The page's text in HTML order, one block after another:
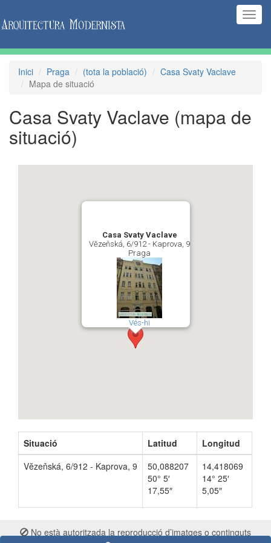
Inici Praga (tota la població)
Casa Svaty Vaclave
Mapa de situació
Casa Svaty Vaclave (mapa de
situació)
Casa Svaty Vaclave
Vĕzeňská, 6/912 - Kaprova, 9
Praga
Vés-hi
Situació Latitud
Longitud
Vĕzeňská, 6/912 - Kaprova, 9
50,088207
50° 5′
17,55″
14,418069
14° 25′
5,05″
No està autoritzada la reproducció d’imatges o continguts